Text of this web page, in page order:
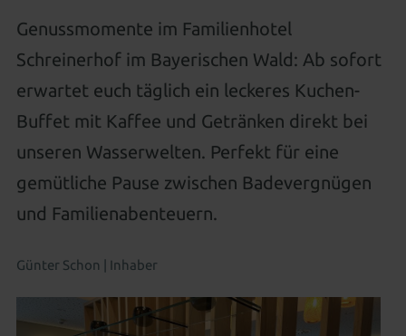
Regional, gesund & zukunftsweisend CO² neutral
Familienwelt
All-inclusive Premium Gut zu Wissen
Gutscheine schenken
Zimmer aussuchen & buchen
Familienwelt
Wohnen als Familie Animation für die ganze Familie
Outdoor Erlebniswelt Wellness für Familien
Familienurlaub in Süddeutschland
Familienangebote
Aussenpool Natursee
Spa-Anwendungen
Kosmetik & Beauty
Peelings, Packungen & Bäder
Wellness für Tagesgäste
Tageswellness Abendwellness
Wellnessangebote
Genussmomente im Familienhotel
Schreinerhof im Bayerischen Wald: Ab sofort
erwartet euch täglich ein leckeres Kuchen-
Buffet mit Kaffee und Getränken direkt bei
unseren Wasserwelten. Perfekt für eine
gemütliche Pause zwischen Badevergnügen
und Familienabenteuern.
Günter Schon | Inhaber